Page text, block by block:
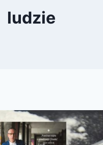
ludzie